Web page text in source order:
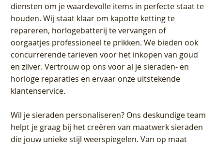
diensten om je waardevolle items in perfecte staat te
houden. Wij staat klaar om kapotte ketting te
repareren, horlogebatterij te vervangen of
oorgaatjes professioneel te prikken. We bieden ook
concurrerende tarieven voor het inkopen van goud
en zilver. Vertrouw op ons voor al je sieraden- en
horloge reparaties en ervaar onze uitstekende
klantenservice.
Wil je sieraden personaliseren? Ons deskundige team
helpt je graag bij het creëren van maatwerk sieraden
die jouw unieke stijl weerspiegelen. Van op maat